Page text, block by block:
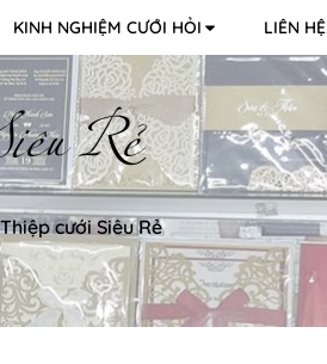
KINH NGHIỆM CƯỚI HỎI LIÊN HỆ
Rẻ
Thiệp cưới Siêu Rẻ